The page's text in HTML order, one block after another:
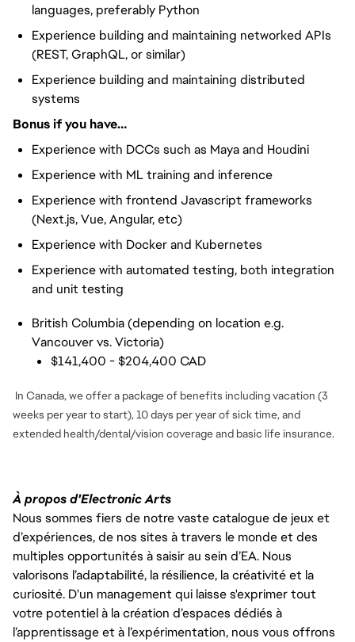
languages, preferably Python
Experience building and maintaining networked APIs
(REST, GraphQL, or similar)
Experience building and maintaining distributed
systems
Bonus if you have…
Experience with DCCs such as Maya and Houdini
Experience with ML training and inference
Experience with frontend Javascript frameworks
(Next.js, Vue, Angular, etc)
Experience with Docker and Kubernetes
Experience with automated testing, both integration
and unit testing
British Columbia (depending on location e.g.
Vancouver vs. Victoria)
$141,400 - $204,400 CAD
In Canada, we offer a package of benefits including vacation (3
weeks per year to start), 10 days per year of sick time, and
extended health/dental/vision coverage and basic life insurance.
À propos d'Electronic Arts
Nous sommes fiers de notre vaste catalogue de jeux et
d’expériences, de nos sites à travers le monde et des
multiples opportunités à saisir au sein d’EA. Nous
valorisons l’adaptabilité, la résilience, la créativité et la
curiosité. D'un management qui laisse s'exprimer tout
votre potentiel à la création d’espaces dédiés à
l’apprentissage et à l’expérimentation, nous vous offrons